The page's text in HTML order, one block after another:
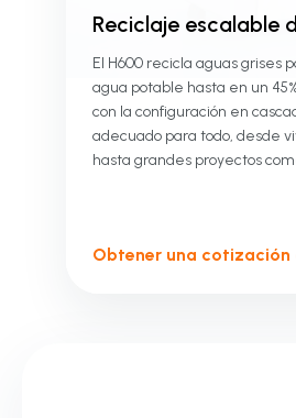
Reciclaje escalable
El H600 recicla aguas grises
agua potable hasta en un
con la configuración en
adecuado para todo, desde
hasta grandes proyectos
Obtener una cotización